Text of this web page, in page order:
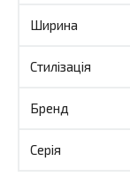
Ширина
Стилізація
Бренд
Серія